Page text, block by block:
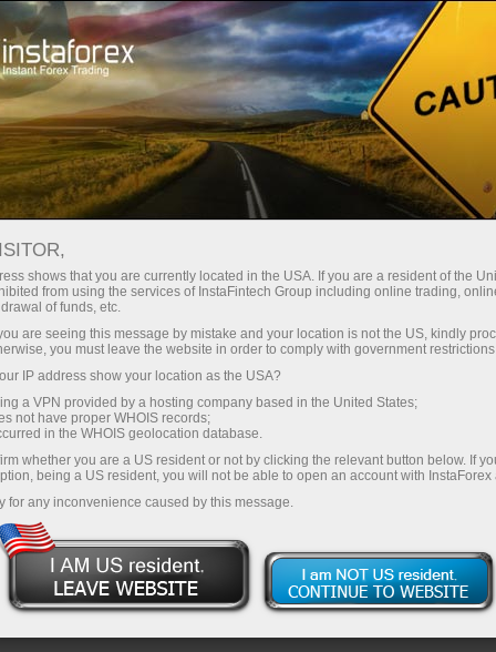
ІнстаФорекс наживо
ІнстаФорекс наживо
Відкрити торговий рахунок
Відкрити демо-рахунок
shows that you are currently located in the USA. If you are a resident of the
from using the services of InstaFintech Group including online trading,
of funds, etc.
are seeing this message by mistake and your location is not the US, kindly
you must leave the website in order to comply with government
IP address show your location as the USA?
a VPN provided by a hosting company based in the United States;
not have proper WHOIS records;
in the WHOIS geolocation database.
whether you are a US resident or not by clicking the relevant button below. If
being a US resident, you will not be able to open an account with InstaForex
for any inconvenience caused by this message.